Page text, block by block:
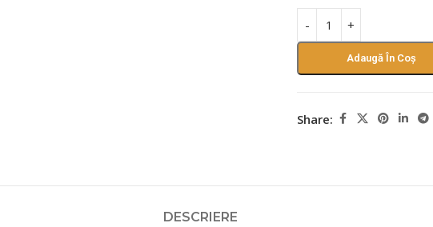
Adaugă În Coș
Share:
DESCRIERE